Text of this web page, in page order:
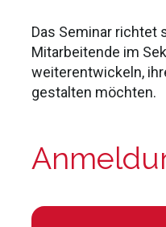
Das Seminar richtet
Mitarbeitende im
weiterentwickeln,
gestalten möchten.